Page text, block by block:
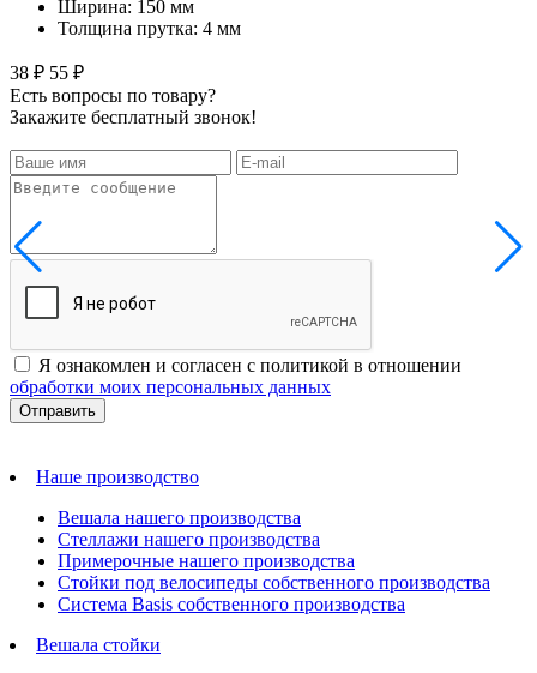
Ширина: 150 мм
Толщина прутка: 4 мм
38 ₽ 55 ₽
Есть вопросы по товару?
Закажите бесплатный звонок!
Я ознакомлен и согласен с политикой в отношении
обработки моих персональных данных
Наше производство
Вешала нашего производства
Стеллажи нашего производства
Примерочные нашего производства
Стойки под велосипеды собственного производства
Система Basis собственного производства
Вешала стойки